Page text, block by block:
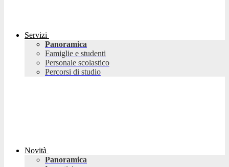
Servizi
Panoramica
Famiglie e studenti
Personale scolastico
Percorsi di studio
Novità
Panoramica